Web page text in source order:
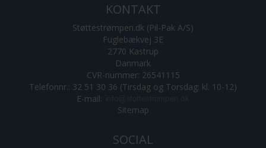
KONTAKT
Støttestrømpen.dk (Pil-Pak A/S)
Fuglebækvej 3E
2770 Kastrup
Danmark
CVR-nummer: 26541115
Telefonnr.: 32 51 30 36 (Tirsdag og Torsdag: kl. 10-12)
E-mail:
Sitemap
SOCIAL